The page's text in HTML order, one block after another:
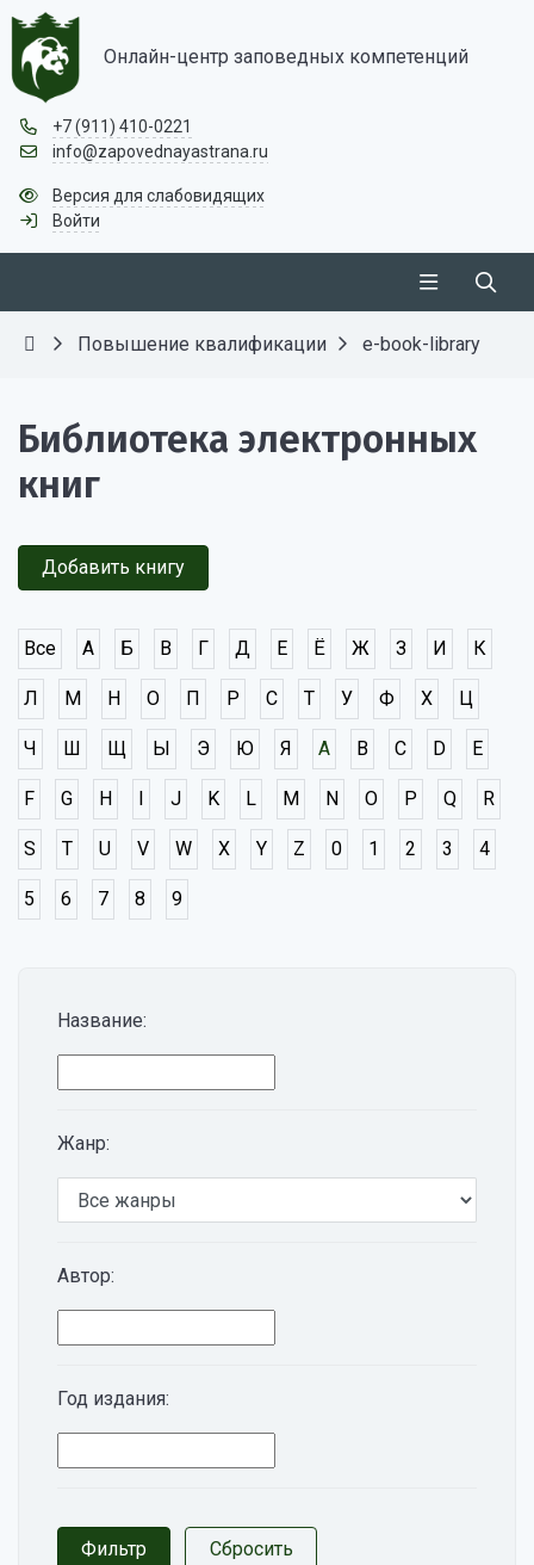
Онлайн-центр заповедных компетенций
+7 (911) 410-0221
info@zapovednayastrana.ru
Версия для слабовидящих
Войти
Повышение квалификации e-book-library
Название:
Жанр:
Автор:
Год издания:
Библиотека электронных
книг
Добавить книгу
Все А Б В Г Д Е Ё Ж З И К
Л М Н О П Р С Т У Ф Х Ц
Ч Ш Щ Ы Э Ю Я A B C D E
F G H I J K L M N O P Q R
S T U V W X Y Z 0 1 2 3 4
5 6 7 8 9